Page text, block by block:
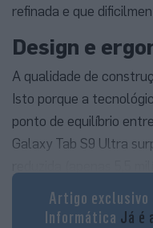
refinada e que
Design e
A qualidade de
Isto porque a
ponto de equilíbrio
Galaxy Tab S9 Ultra
o tablet com firmeza.
laterais como na
Artigo exclusivo
Informática Já é